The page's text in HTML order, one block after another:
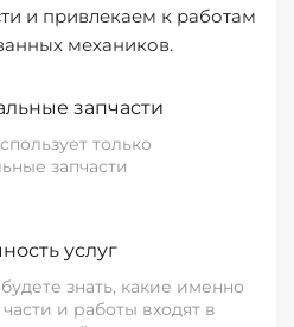
и привлекаем к работам
механиков.
запчасти
только
запчасти
услуг
знать, какие именно
и работы входят в